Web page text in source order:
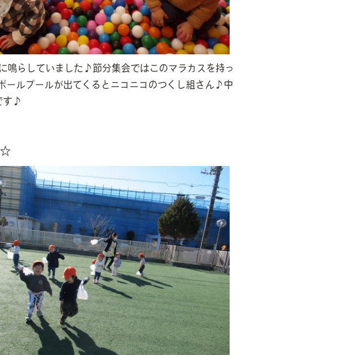
鳴らしていました♪節分集会ではこのマラカスを持っ
ルプールが出てくるとニコニコのつくし組さん♪中
す♪
☆